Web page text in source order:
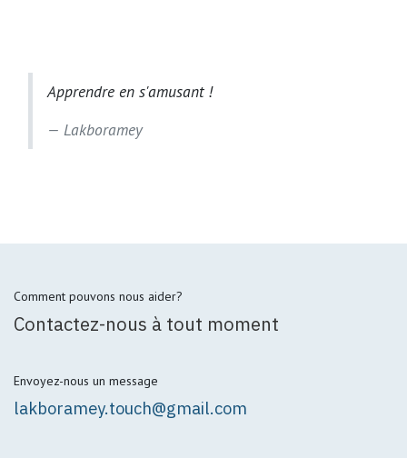
Apprendre en s'amusant !
Lakboramey
Comment pouvons nous aider?
Contactez-nous à tout moment
Envoyez-nous un message
lakboramey.touch@gmail.com